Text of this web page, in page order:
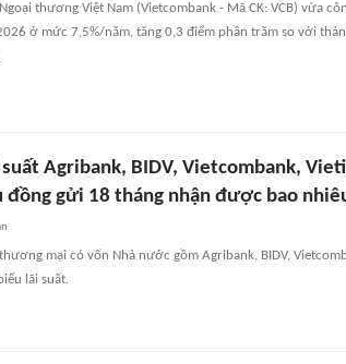
thương Việt Nam (Vietcombank - Mã CK: VCB) vừa
ở mức 7,5%/năm, tăng 0,3 điểm phần trăm so với
Agribank, BIDV, Vietcombank,
đồng gửi 18 tháng nhận được bao
mại có vốn Nhà nước gồm Agribank, BIDV,
lãi suất.